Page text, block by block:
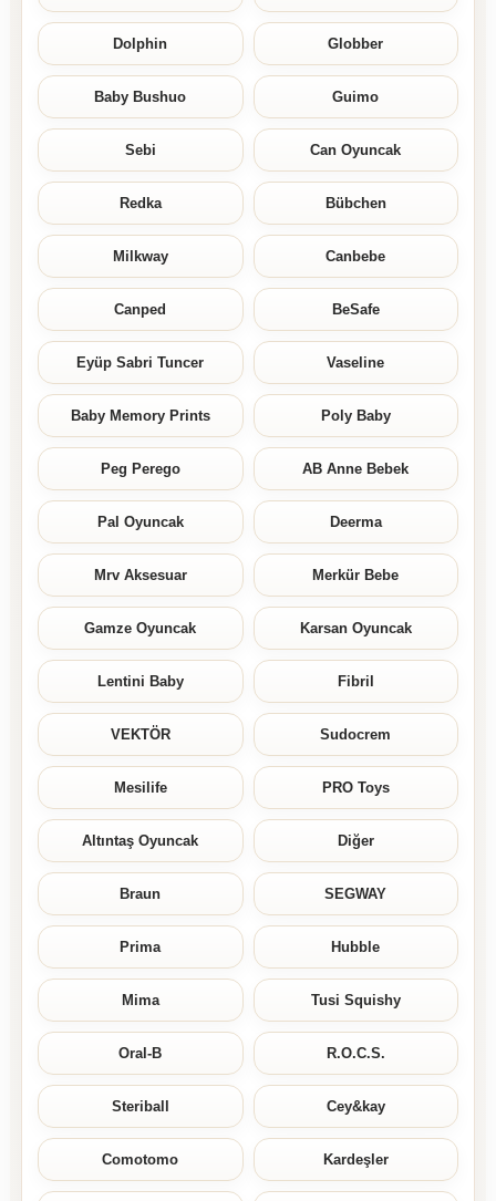
Dolphin Globber
Baby Bushuo Guimo
Sebi Can Oyuncak
Redka Bübchen
Milkway Canbebe
Canped BeSafe
Eyüp Sabri Tuncer Vaseline
Baby Memory Prints Poly Baby
Peg Perego AB Anne Bebek
Pal Oyuncak Deerma
Mrv Aksesuar Merkür Bebe
Gamze Oyuncak Karsan Oyuncak
Lentini Baby Fibril
VEKTÖR Sudocrem
Mesilife PRO Toys
Altıntaş Oyuncak Diğer
Braun SEGWAY
Prima Hubble
Mima Tusi Squishy
Oral-B R.O.C.S.
Steriball Cey&kay
Comotomo Kardeşler